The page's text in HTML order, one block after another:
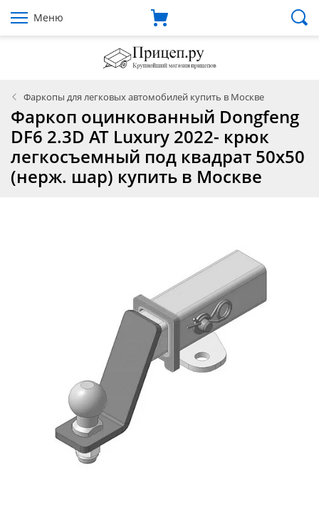
Меню
Фаркопы для легковых автомобилей купить в Москве
Фаркоп оцинкованный Dongfeng
DF6 2.3D AT Luxury 2022- крюк
легкосъемный под квадрат 50х50
(нерж. шар) купить в Москве